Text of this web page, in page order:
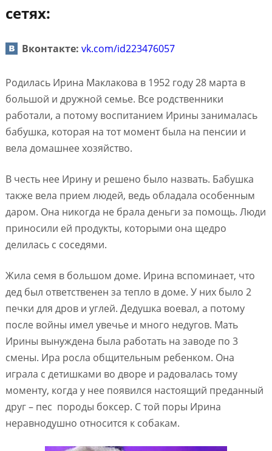
сетях:
Вконтакте: vk.com/id223476057
Родилась Ирина Маклакова в 1952 году 28 марта в
большой и дружной семье. Все родственники
работали, а потому воспитанием Ирины занималась
бабушка, которая на тот момент была на пенсии и
вела домашнее хозяйство.
В честь нее Ирину и решено было назвать. Бабушка
также вела прием людей, ведь обладала особенным
даром. Она никогда не брала деньги за помощь. Люди
приносили ей продукты, которыми она щедро
делилась с соседями.
Жила семя в большом доме. Ирина вспоминает, что
дед был ответственен за тепло в доме. У них было 2
печки для дров и углей. Дедушка воевал, а потому
после войны имел увечье и много недугов. Мать
Ирины вынуждена была работать на заводе по 3
смены. Ира росла общительным ребенком. Она
играла с детишками во дворе и радовалась тому
моменту, когда у нее появился настоящий преданный
друг – пес породы боксер. С той поры Ирина
неравнодушно относится к собакам.